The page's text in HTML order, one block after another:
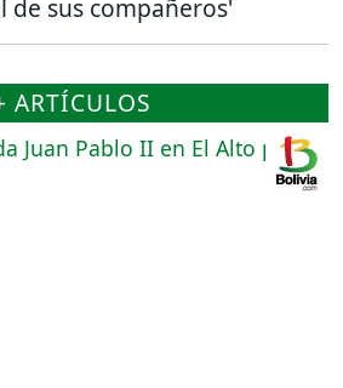
de sus compañeros'
ARTÍCULOS